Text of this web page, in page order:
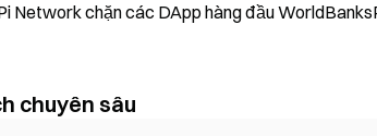
Network chặn các DApp hàng đầu
chuyên sâu